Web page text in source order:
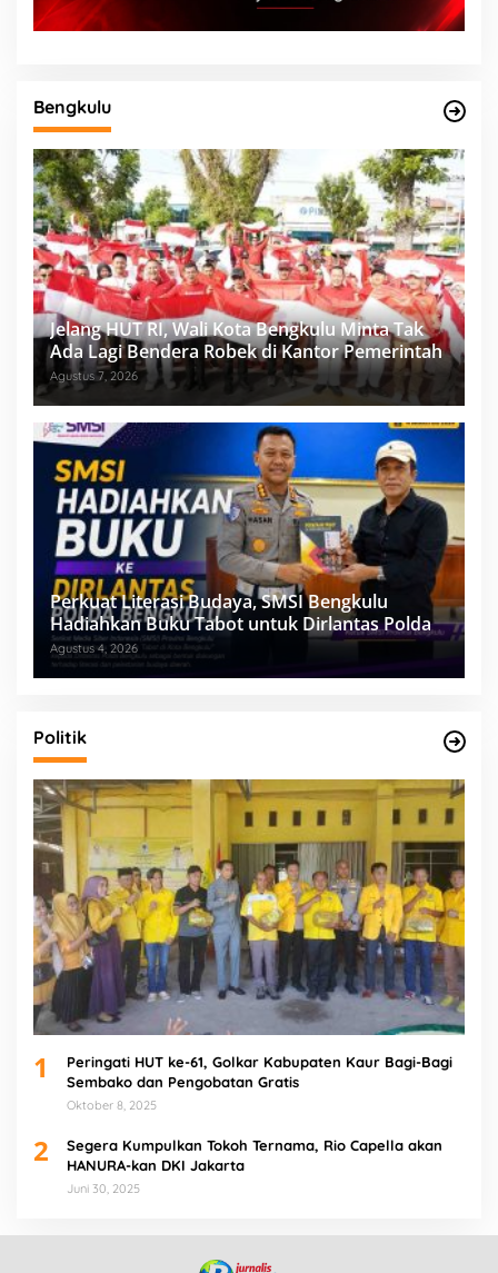
Bengkulu
Jelang HUT RI, Wali Kota Bengkulu Minta Tak
Ada Lagi Bendera Robek di Kantor Pemerintah
Agustus 7, 2026
Perkuat Literasi Budaya, SMSI Bengkulu
Hadiahkan Buku Tabot untuk Dirlantas Polda
Agustus 4, 2026
Politik
1
Peringati HUT ke-61, Golkar Kabupaten Kaur Bagi-Bagi
Sembako dan Pengobatan Gratis
Oktober 8, 2025
2
Segera Kumpulkan Tokoh Ternama, Rio Capella akan
HANURA-kan DKI Jakarta
Juni 30, 2025